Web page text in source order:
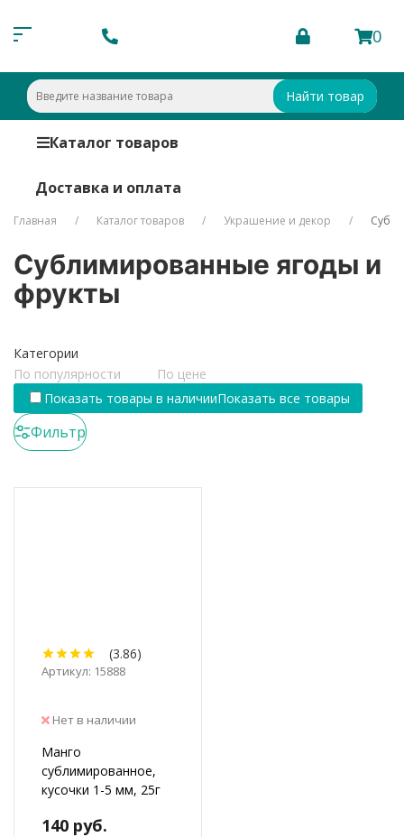
0
Найти товар
Каталог товаров
Доставка и оплата
Главная Каталог товаров Украшение и декор
Сублимированные ягоды и
фрукты
Категории
По популярности
По цене
Показать товары в наличииПоказать все товары
Фильтр
(3.86)
Артикул: 15888
Нет в наличии
Манго
сублимированное,
кусочки 1-5 мм, 25г
140 руб.